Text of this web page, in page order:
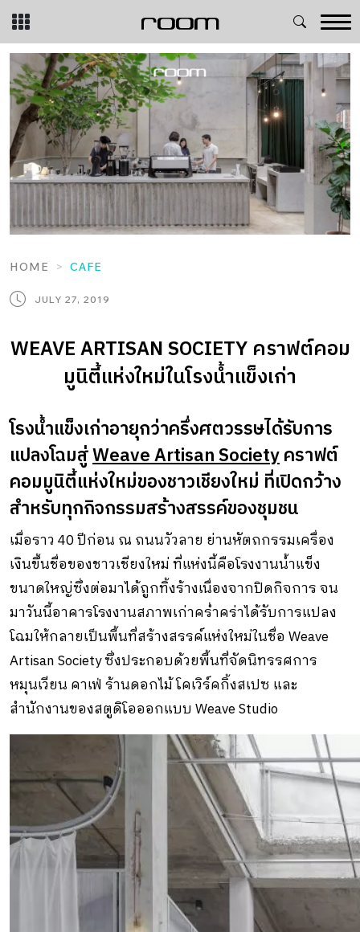
Skip
content
HOME CAFE
JULY 27, 2019
WEAVE ARTISAN SOCIETY คราฟต์คอม
มูนิตี้แห่งใหม่ในโรงน้ำแข็งเก่า
โรงน้ำแข็งเก่าอายุกว่าครึ่งศตวรรษได้รับการ
แปลงโฉมสู่Weave Artisan Societyคราฟต์
คอมมูนิตี้แห่งใหม่ของชาวเชียงใหม่ ที่เปิดกว้าง
สำหรับทุกกิจกรรมสร้างสรรค์ของชุมชน
เมื่อราว 40 ปีก่อน ณ ถนนวัวลาย ย่านหัตถกรรมเครื่อง
เงินขึ้นชื่อของชาวเชียงใหม่ ที่แห่งนี้คือโรงงานน้ำแข็ง
ขนาดใหญ่ซึ่งต่อมาได้ถูกทิ้งร้างเนื่องจากปิดกิจการ จน
มาวันนี้อาคารโรงงานสภาพเก่าคร่ำคร่าได้รับการแปลง
โฉมให้กลายเป็นพื้นที่สร้างสรรค์แห่งใหม่ในชื่อ Weave
Artisan Society ซึ่งประกอบด้วยพื้นที่จัดนิทรรศการ
หมุนเวียน คาเฟ่ ร้านดอกไม้ โคเวิร์คกิ้งสเปซ และ
สำนักงานของสตูดิโอออกแบบ Weave Studio